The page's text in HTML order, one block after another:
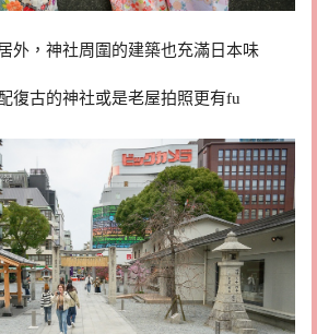
外，神社周圍的建築也充滿日本味
復古的神社或是老屋拍照更有fu